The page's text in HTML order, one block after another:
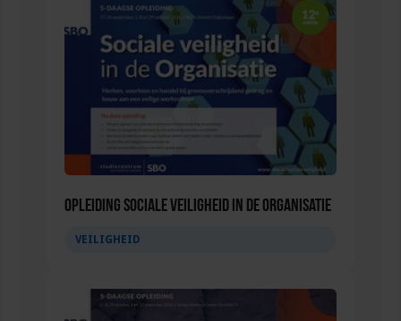
Opleiding Sociale Veiligheid in de Organisatie
VEILIGHEID